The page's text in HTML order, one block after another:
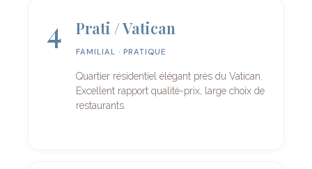
4 Prati / Vatican
FAMILIAL · PRATIQUE
Quartier résidentiel élégant près du Vatican.
Excellent rapport qualité-prix, large choix de
restaurants.